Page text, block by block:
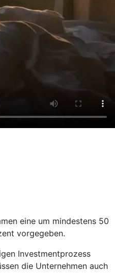
eine um mindestens 50
vorgegeben.
Investmentprozess
die Unternehmen auch